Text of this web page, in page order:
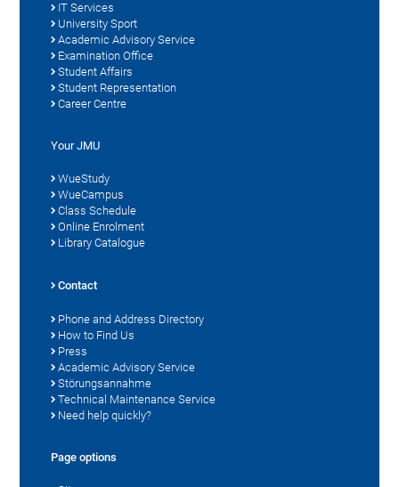
IT Services
University Sport
Academic Advisory Service
Examination Office
Student Affairs
Student Representation
Career Centre
Your JMU
WueStudy
WueCampus
Class Schedule
Online Enrolment
Library Catalogue
Contact
Phone and Address Directory
How to Find Us
Press
Academic Advisory Service
Störungsannahme
Technical Maintenance Service
Need help quickly?
Page options